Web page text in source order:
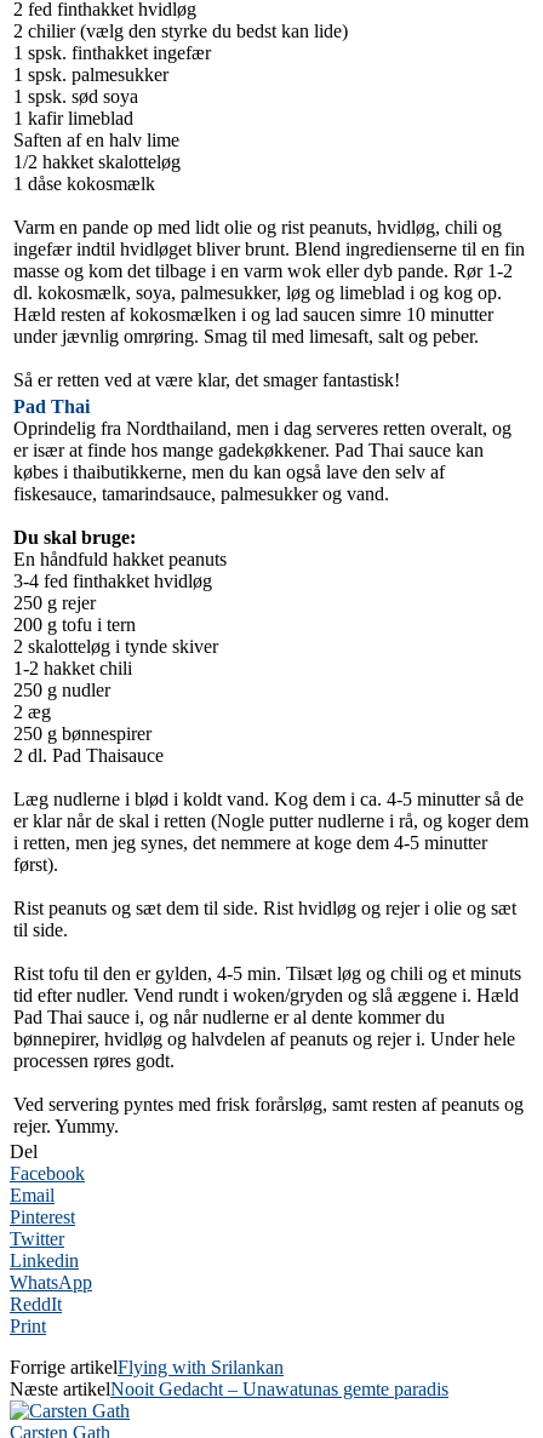
2 fed finthakket hvidløg
2 chilier (vælg den styrke du bedst kan lide)
1 spsk. finthakket ingefær
1 spsk. palmesukker
1 spsk. sød soya
1 kafir limeblad
Saften af en halv lime
1/2 hakket skalotteløg
1 dåse kokosmælk
Varm en pande op med lidt olie og rist peanuts, hvidløg, chili og
ingefær indtil hvidløget bliver brunt. Blend ingredienserne til en fin
masse og kom det tilbage i en varm wok eller dyb pande. Rør 1-2
dl. kokosmælk, soya, palmesukker, løg og limeblad i og kog op.
Hæld resten af kokosmælken i og lad saucen simre 10 minutter
under jævnlig omrøring. Smag til med limesaft, salt og peber.
Så er retten ved at være klar, det smager fantastisk!
Pad Thai
Oprindelig fra Nordthailand, men i dag serveres retten overalt, og
er især at finde hos mange gadekøkkener. Pad Thai sauce kan
købes i thaibutikkerne, men du kan også lave den selv af
fiskesauce, tamarindsauce, palmesukker og vand.
Du skal bruge:
En håndfuld hakket peanuts
3-4 fed finthakket hvidløg
250 g rejer
200 g tofu i tern
2 skalotteløg i tynde skiver
1-2 hakket chili
250 g nudler
2 æg
250 g bønnespirer
2 dl. Pad Thaisauce
Læg nudlerne i blød i koldt vand. Kog dem i ca. 4-5 minutter så de
er klar når de skal i retten (Nogle putter nudlerne i rå, og koger dem
i retten, men jeg synes, det nemmere at koge dem 4-5 minutter
først).
Rist peanuts og sæt dem til side. Rist hvidløg og rejer i olie og sæt
til side.
Rist tofu til den er gylden, 4-5 min. Tilsæt løg og chili og et minuts
tid efter nudler. Vend rundt i woken/gryden og slå æggene i. Hæld
Pad Thai sauce i, og når nudlerne er al dente kommer du
bønnepirer, hvidløg og halvdelen af peanuts og rejer i. Under hele
processen røres godt.
Ved servering pyntes med frisk forårsløg, samt resten af peanuts og
rejer. Yummy.
Del
Facebook
Email
Pinterest
Twitter
Linkedin
WhatsApp
ReddIt
Print
Forrige artikelFlying with Srilankan
Næste artikelNooit Gedacht – Unawatunas gemte paradis
Carsten Gath